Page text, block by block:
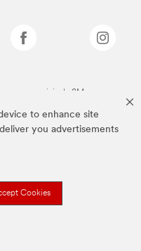
to enhance site
you advertisements
Cookies
comerciais da 3M.